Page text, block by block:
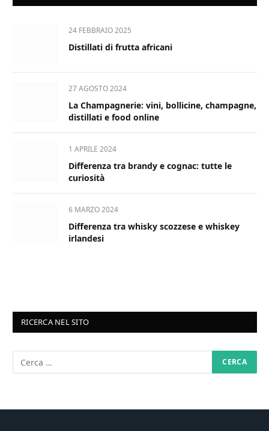
24 FEBBRAIO 2025
Distillati di frutta africani
27 AGOSTO 2024
La Champagnerie: vini, bollicine, champagne,
distillati e food online
1 APRILE 2024
Differenza tra brandy e cognac: tutte le
curiosità
6 MARZO 2024
Differenza tra whisky scozzese e whiskey
irlandesi
RICERCA NEL SITO